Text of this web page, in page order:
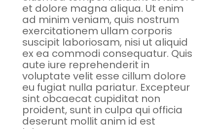
et dolore magna aliqua. Ut enim
ad minim veniam, quis nostrum
exercitationem ullam corporis
suscipit laboriosam, nisi ut aliquid
ex ea commodi consequatur. Quis
aute iure reprehenderit in
voluptate velit esse cillum dolore
eu fugiat nulla pariatur. Excepteur
sint obcaecat cupiditat non
proident, sunt in culpa qui officia
deserunt mollit anim id est